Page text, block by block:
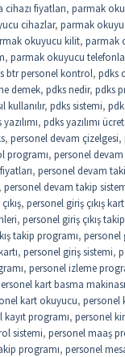
fiyatları, parmak
cihazlar, parmak
okuyucu kilit, parmak
, parmak okuyucu
btr personel kontrol, pdks
demek, pdks nedir, pdks
kullanılır, pdks sistemi,
, pdks yazılımı
, personel devam çizelgesi,
programı, personel
, personel devam
, personel devam takip
, personel giriş çıkış
, personel giriş çıkış takip
takip programı, personel
, personel giriş sistemi,
, personel izleme
kart basma makinası
kart okuyucu, personel
kayıt programı, personel
sistemi, personel maaş
programı, personel